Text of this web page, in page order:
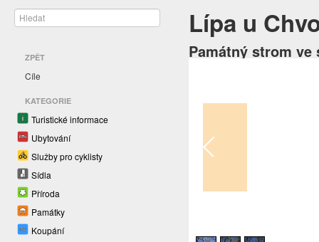
ZPĚT
Cíle
KATEGORIE
Turistické informace
Ubytování
Služby pro cyklisty
Sídla
Příroda
Památky
Koupání
Lípa u
Památný strom